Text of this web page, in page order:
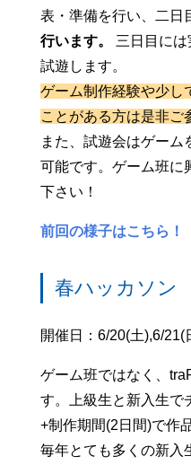
表・準備を行い、二日
行います。
三日目に
試遊します。
ゲーム制作経験や少し
ことがある方は是非ご
また、試遊会はゲーム
可能です。ゲーム班に
下さい！
前回の様子はこちら！
春ハッカソン
開催日：6/20(土),6/21(
ゲーム班ではなく、
す。上級生と新入生で
+制作期間(2日間)で作
毎年とても多くの新入